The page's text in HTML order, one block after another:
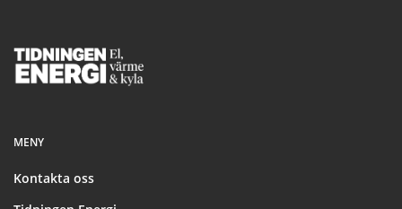
Footer
MENY
Kontakta oss